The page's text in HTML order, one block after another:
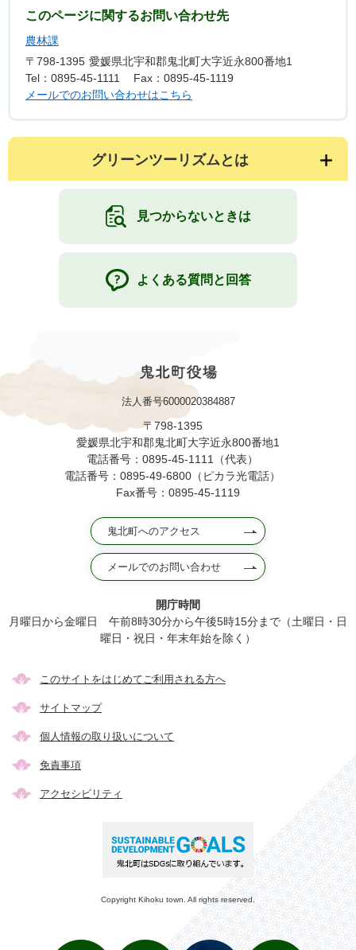
き
このページに関するお問い合わせ先
農林課
〒798-1395 愛媛県北宇和郡鬼北町大字近永800番地1
Tel：0895-45-1111
Fax：0895-45-1119
メールでのお問い合わせはこちら
グリーンツーリズムとは
見つからないときは
よくある質問と回答
法人番号6000020384887
〒798-1395
愛媛県北宇和郡鬼北町大字近永800番地1
電話番号：0895-45-1111（代表）
電話番号：0895-49-6800（ピカラ光電話）
Fax番号：0895-45-1119
鬼北町へのアクセス
メールでのお問い合わせ
開庁時間
月曜日から金曜日 午前8時30分から午後5時15分まで（土曜日・日
曜日・祝日・年末年始を除く）
このサイトをはじめてご利用される方へ
サイトマップ
個人情報の取り扱いについて
免責事項
アクセシビリティ
Copyright Kihoku town. All rights reserved.